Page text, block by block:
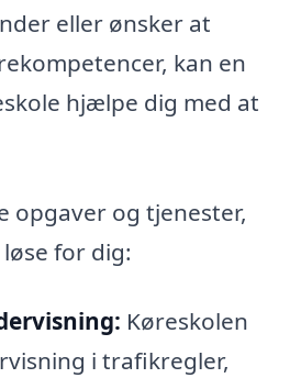
eller ønsker at
kan en
hjælpe dig med at
opgaver og tjenester,
for dig:
Køreskolen
i trafikregler,